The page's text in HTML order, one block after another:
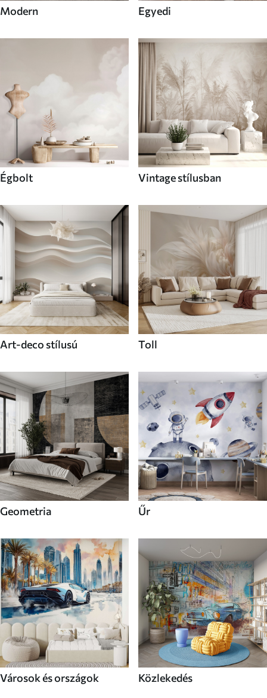
Modern Egyedi
Égbolt Vintage stílusban
Art-deco stílusú Toll
Geometria Űr
Városok és országok Közlekedés